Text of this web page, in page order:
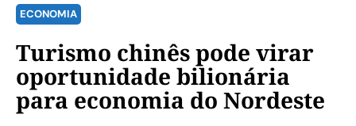
ECONOMIA
Turismo chinês pode virar
oportunidade bilionária
para economia do Nordeste